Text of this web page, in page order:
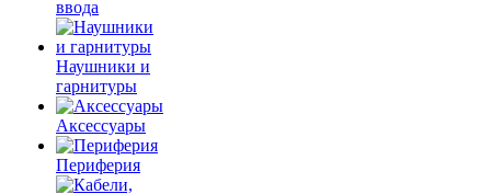
ввода
Наушники и
гарнитуры
Аксессуары
Периферия